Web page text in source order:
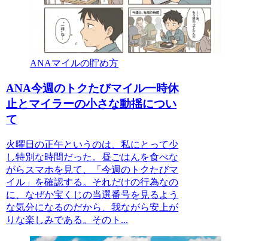
ANAマイルの貯め方
ANA今週のトクたびマイル一時休
止とマイラーの小さな動揺につい
て
火曜日の正午というのは、私にとって少
し特別な時間だった。昼ごはんを食べな
がらスマホを見て、「今週のトクたびマ
イル」を確認する。それだけの行為なの
に、なぜか宝くじの当選番号を見るよう
な気分になるのだから、我ながら安上が
りな楽しみである。そのト...